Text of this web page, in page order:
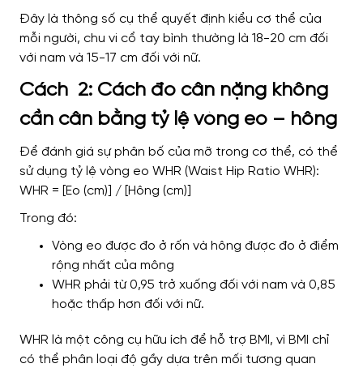
Đây là thông số cụ thể quyết định kiểu cơ thể của
mỗi người, chu vi cổ tay bình thường là 18-20 cm đối
với nam và 15-17 cm đối với nữ.
Cách 2: Cách đo cân nặng không
cần cân bằng tỷ lệ vòng eo – hông
Để đánh giá sự phân bố của mỡ trong cơ thể, có thể
sử dụng tỷ lệ vòng eo WHR (Waist Hip Ratio WHR):
WHR = [Eo (cm)] / [Hông (cm)]
Trong đó:
Vòng eo được đo ở rốn và hông được đo ở điểm
rộng nhất của mông
WHR phải từ 0,95 trở xuống đối với nam và 0,85
hoặc thấp hơn đối với nữ.
WHR là một công cụ hữu ích để hỗ trợ BMI, vì BMI chỉ
có thể phân loại độ gầy dựa trên mối tương quan